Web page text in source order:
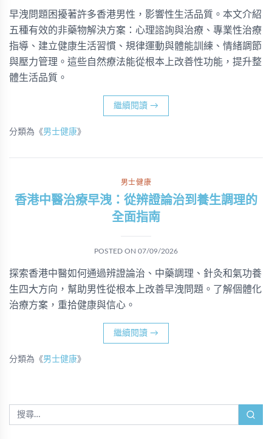
早洩問題困擾著許多香港男性，影響性生活品質。本文介紹
五種有效的非藥物解決方案：心理諮詢與治療、專業性治療
指導、建立健康生活習慣、規律運動與體能訓練、情緒調節
與壓力管理。這些自然療法能從根本上改善性功能，提升整
體生活品質。
繼續閱讀 →
分類為《男士健康》
男士健康
香港中醫治療早洩：從辨證論治到養生調理的
全面指南
POSTED ON 07/09/2026
探索香港中醫如何通過辨證論治、中藥調理、針灸和氣功養
生四大方向，幫助男性從根本上改善早洩問題。了解個體化
治療方案，重拾健康與信心。
繼續閱讀 →
分類為《男士健康》